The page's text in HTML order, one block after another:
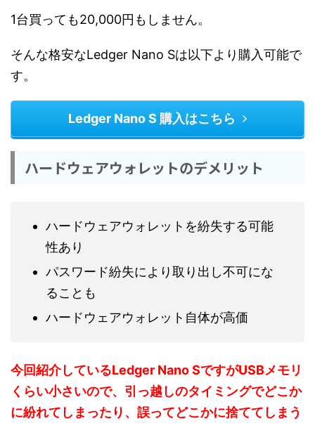
1台買っても20,000円もしません。
そんな格安なLedger Nano Sは以下より購入可能で
す。
Ledger Nano S 購入はこちら
ハードウェアウォレットのデメリット
ハードウェアウォレットを紛失する可能
性あり
パスワード紛失により取り出し不可にな
ることも
ハードウェアウォレット自体が高価
今回紹介しているLedger Nano SですがUSBメモリ
くらい小さいので、引っ越しのタイミングでどこか
に紛れてしまったり、誤ってどこかに捨ててしまう